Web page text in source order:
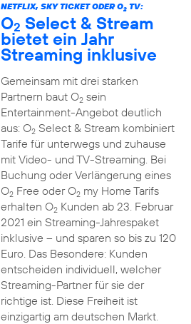
NETFLIX, SKY TICKET ODER O2TV:
O2 Select & Stream
bietet ein Jahr
Streaming inklusive
Gemeinsam mit drei starken
Partnern baut O2sein
Entertainment-Angebot deutlich
aus: O2Select & Stream kombiniert
Tarife für unterwegs und zuhause
mit Video- und TV-Streaming. Bei
Buchung oder Verlängerung eines
O2Free oder O2my Home Tarifs
erhalten O2Kunden ab 23. Februar
2021 ein Streaming-Jahrespaket
inklusive – und sparen so bis zu 120
Euro. Das Besondere: Kunden
entscheiden individuell, welcher
Streaming-Partner für sie der
richtige ist. Diese Freiheit ist
einzigartig am deutschen Markt.